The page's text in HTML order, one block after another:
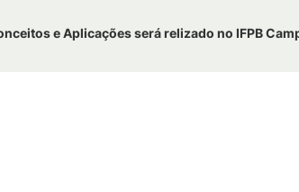
e Aplicações será relizado no IFPB